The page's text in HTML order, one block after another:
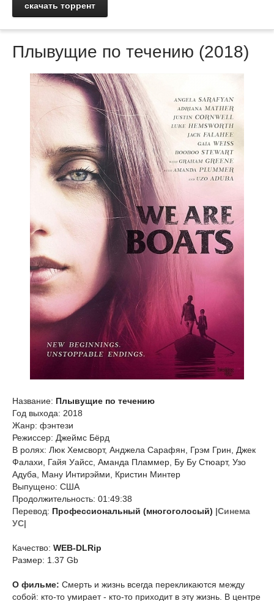
скачать торрент
Плывущие по течению (2018)
Название: Плывущие по течению
Год выхода: 2018
Жанр: фэнтези
Режиссер: Джеймс Бёрд
В ролях: Люк Хемсворт, Анджела Сарафян, Грэм Грин, Джек
Фалахи, Гайя Уайсс, Аманда Пламмер, Бу Бу Стюарт, Узо
Адуба, Ману Интирэйми, Кристин Минтер
Выпущено: США
Продолжительность: 01:49:38
Перевод: Профессиональный (многоголосый) |Синема
УС|
Качество: WEB-DLRip
Размер: 1.37 Gb
О фильме: Смерть и жизнь всегда перекликаются между
собой: кто-то умирает - кто-то приходит в эту жизнь. В центре